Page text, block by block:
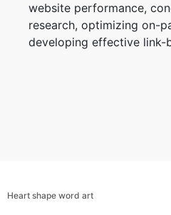
website performance,
research, optimizing on-
developing effective link-
Heart shape word art